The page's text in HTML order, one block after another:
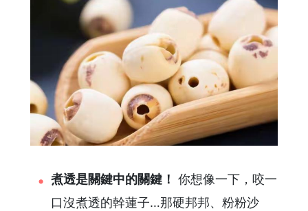
煮透是關鍵中的關鍵！ 你想像一下，咬一
口沒煮透的幹蓮子…那硬邦邦、粉粉沙